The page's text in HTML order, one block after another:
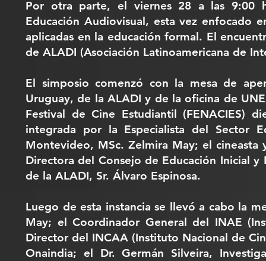
Por otra parte, el viernes 28 a las 9:00
Educación Audiovisual, esta vez enfocado
aplicadas en la educación formal. El
de ALADI (Asociación Latinoamericana de
El simposio comenzó con la mesa de
Uruguay, de la ALADI y de la oficina de
Festival de Cine Estudiantil (FENACIES)
integrada por la Especialista del Sector
Montevideo, MSc. Zelmira May; el cineasta
Directora del Consejo de Educación Inicial
de la ALADI, Sr. Álvaro Espinosa.
Luego de esta instancia se llevó a cabo la
May; el Coordinador General del INAE
Director del INCAA (Instituto Nacional de
Onaindia; el Dr. Germán Silveira,